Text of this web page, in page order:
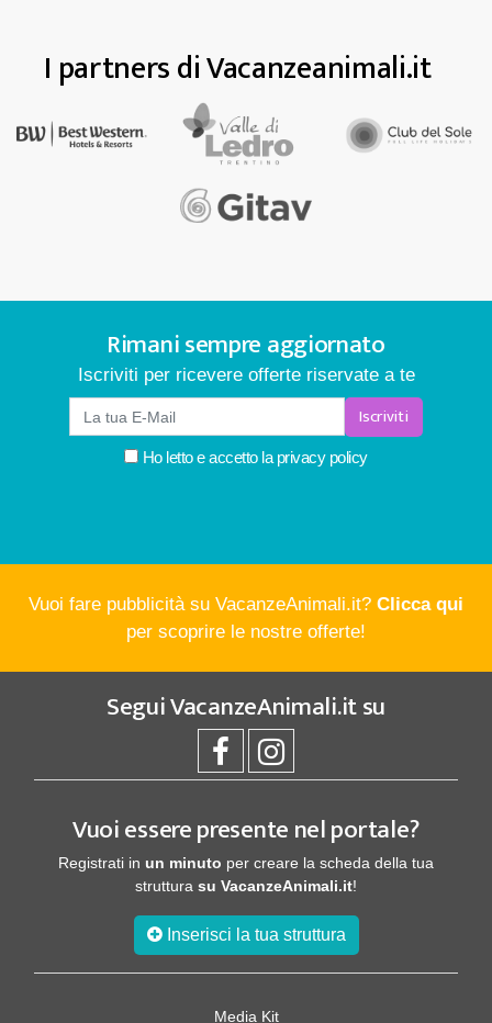
I partners di Vacanzeanimali.it
Rimani sempre aggiornato
Iscriviti per ricevere offerte riservate a te
Iscriviti
Ho letto e accetto laprivacy policy
Vuoi fare pubblicità su VacanzeAnimali.it? Clicca qui
per scoprire le nostre offerte!
SeguiVacanzeAnimali.itsu
Vuoi essere presente nel portale?
Registrati in un minuto per creare la scheda della tua
struttura su VacanzeAnimali.it!
Inserisci la tua struttura
Media Kit